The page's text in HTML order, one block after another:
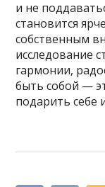
и не
становится
собственным
исследование
гармонии,
быть собой —
подарить